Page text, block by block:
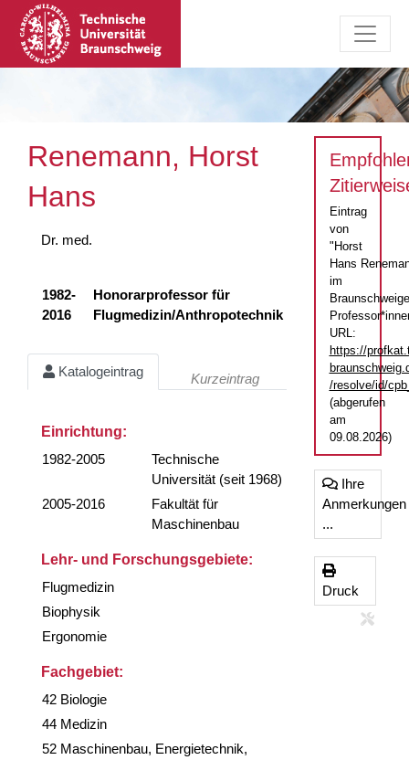
Renemann, Horst
Hans
Dr. med.
1982-
2016
Honorarprofessor für
Flugmedizin/Anthropotechnik
Katalogeintrag Kurzeintrag
Einrichtung:
1982-2005
Technische
Universität (seit 1968)
2005-2016
Fakultät für
Maschinenbau
Lehr- und Forschungsgebiete:
Flugmedizin
Biophysik
Ergonomie
Fachgebiet:
42 Biologie
44 Medizin
52 Maschinenbau, Energietechnik,
Eintrag
von
"Horst
Hans
im
URL:
https://
/resolve/id/
(abgerufen
am
09.08.2026)
Ihre
Anmerkungen
...
Druck